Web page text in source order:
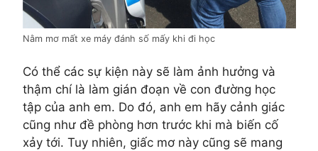
Nằm mơ mất xe máy đánh số mấy khi đi học
Có thể các sự kiện này sẽ làm ảnh hưởng và
thậm chí là làm gián đoạn về con đường học
tập của anh em. Do đó, anh em hãy cảnh giác
cũng như đề phòng hơn trước khi mà biến cố
xảy tới. Tuy nhiên, giấc mơ này cũng sẽ mang